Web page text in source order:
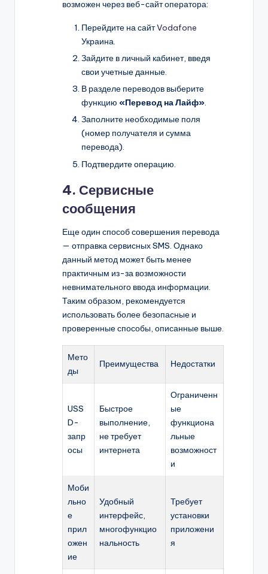
возможен через веб-сайт оператора:
Перейдите на сайтVodafone
Украина.
Зайдите в личный кабинет, введя
свои учетные данные.
В разделе переводов выберите
функцию «Перевод на Лайф».
Заполните необходимые поля
(номер получателя и сумма
перевода).
Подтвердите операцию.
4. Сервисные
сообщения
Еще один способ совершения перевода
— отправка сервисных SMS. Однако
данный метод может быть менее
практичным из-за возможности
невнимательного ввода информации.
Таким образом, рекомендуется
использовать более безопасные и
проверенные способы, описанные выше.
Мето
ды
Преимущества Недостатки
USS
D-
запр
осы
Быстрое
выполнение,
не требует
интернета
Ограниченн
ые
функциона
льные
возможност
и
Моби
льно
е
прил
ожен
ие
Удобный
интерфейс,
многофункцио
нальность
Требует
установки
приложени
я